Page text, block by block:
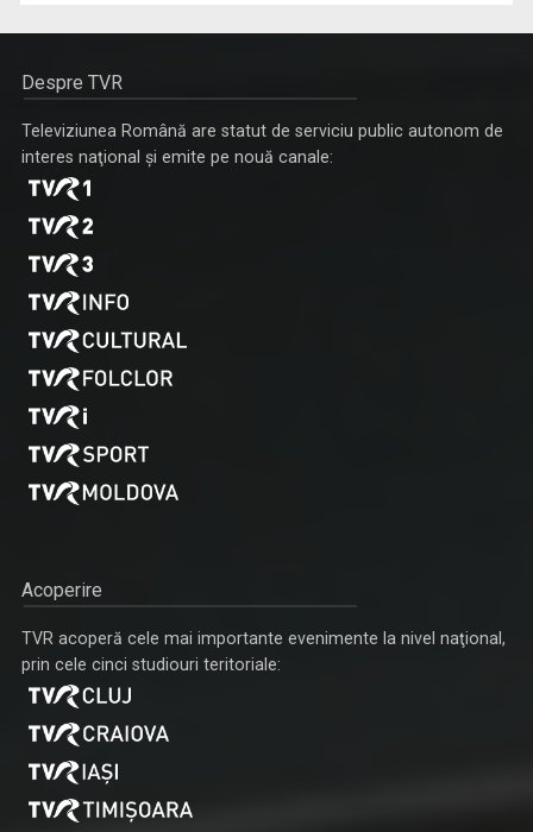
Despre TVR
Televiziunea Română are statut de serviciu public autonom de
interes naţional şi emite pe nouă canale:
Acoperire
TVR acoperă cele mai importante evenimente la nivel naţional,
prin cele cinci studiouri teritoriale: